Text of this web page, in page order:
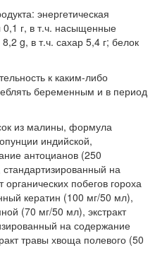
энергетическая
0,1 г, в т.ч. насыщенные
g, в т.ч. сахар 5,4 г; белок
к каким-либо
беременным и в период
из малины, формула
индийской,
антоцианов (250
на
побегов гороха
кератин (100 мг/50 мл),
(70 мг/50 мл), экстракт
на содержание
травы хвоща полевого (50